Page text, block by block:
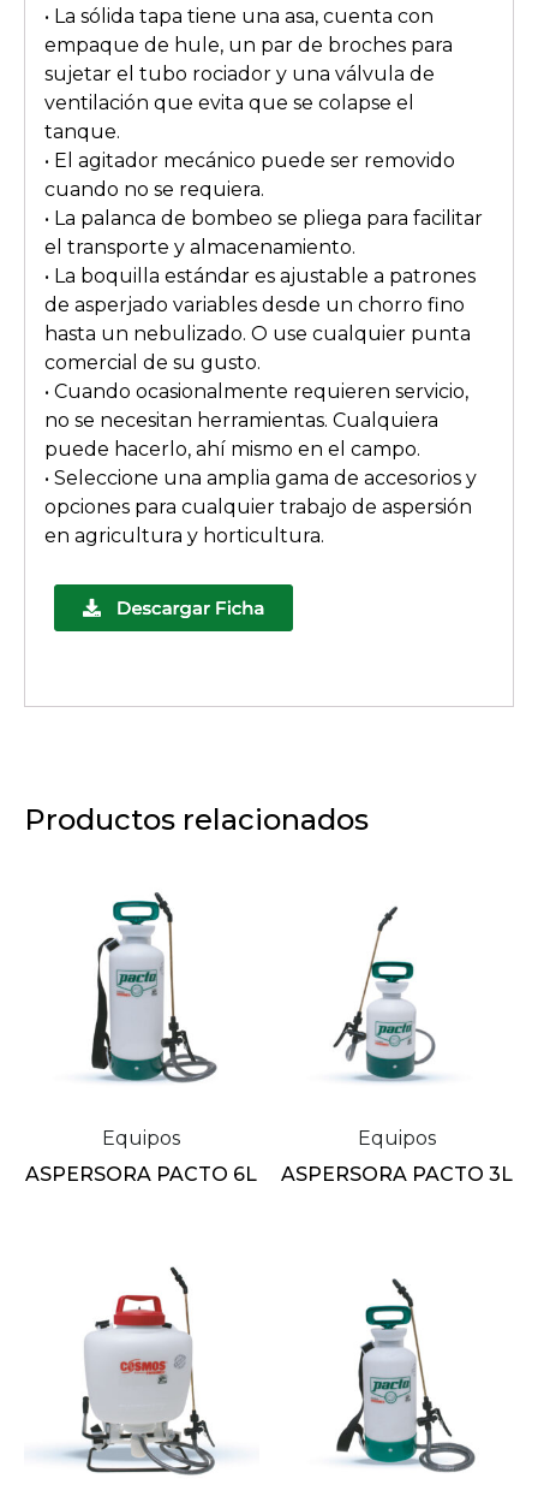
• La sólida tapa tiene una asa, cuenta con
empaque de hule, un par de broches para
sujetar el tubo rociador y una válvula de
ventilación que evita que se colapse el
tanque.
• El agitador mecánico puede ser removido
cuando no se requiera.
• La palanca de bombeo se pliega para facilitar
el transporte y almacenamiento.
• La boquilla estándar es ajustable a patrones
de asperjado variables desde un chorro fino
hasta un nebulizado. O use cualquier punta
comercial de su gusto.
• Cuando ocasionalmente requieren servicio,
no se necesitan herramientas. Cualquiera
puede hacerlo, ahí mismo en el campo.
• Seleccione una amplia gama de accesorios y
opciones para cualquier trabajo de aspersión
en agricultura y horticultura.
Productos relacionados
Equipos
ASPERSORA PACTO 6L
Equipos
ASPERSORA PACTO 3L